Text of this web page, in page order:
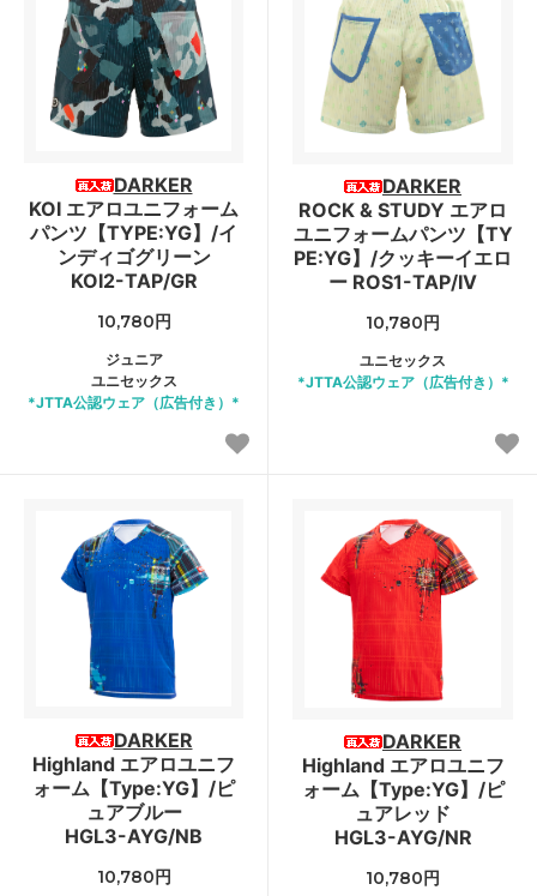
DARKER
KOI エアロユニフォーム
パンツ【TYPE:YG】/イ
ンディゴグリーン
KOI2-TAP/GR
10,780円
ジュニア
ユニセックス
*JTTA公認ウェア（広告付き）*
DARKER
ROCK & STUDY エアロ
ユニフォームパンツ【TY
PE:YG】/クッキーイエロ
ー ROS1-TAP/IV
10,780円
ユニセックス
*JTTA公認ウェア（広告付き）*
DARKER
Highland エアロユニフ
ォーム【Type:YG】/ピ
ュアブルー
HGL3-AYG/NB
10,780円
DARKER
Highland エアロユニフ
ォーム【Type:YG】/ピ
ュアレッド
HGL3-AYG/NR
10,780円